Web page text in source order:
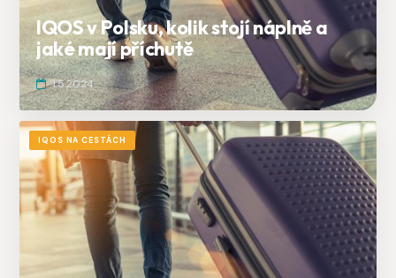
IQOS v Polsku, kolik stojí náplně a
jaké mají příchutě
1.5.2024
IQOS NA CESTÁCH